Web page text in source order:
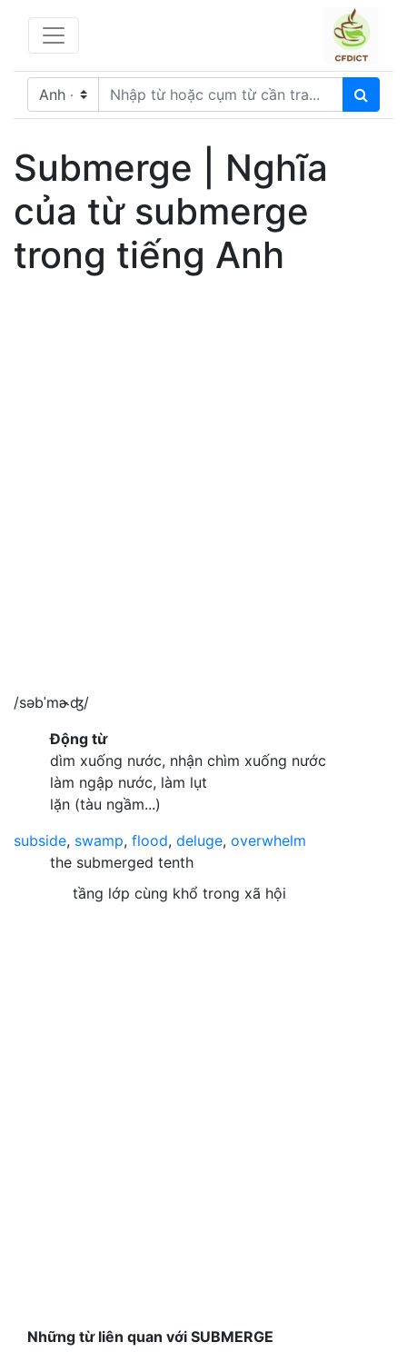
Submerge | Nghĩa
của từ submerge
trong tiếng Anh
/səbˈmɚʤ/
Động từ
dìm xuống nước, nhận chìm xuống nước
làm ngập nước, làm lụt
lặn (tàu ngầm...)
subside, swamp, flood, deluge, overwhelm
the submerged tenth
tầng lớp cùng khổ trong xã hội
Những từ liên quan với SUBMERGE